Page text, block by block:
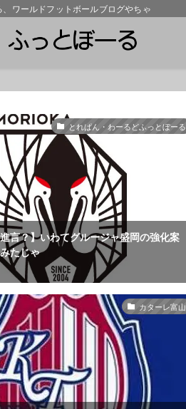
ワールドフットボールブログやちゃ
とれぱん・わーるどふっとぼーる
進言？】いわてグルージャ盛岡の強化案
たじゃ
カターレ富山